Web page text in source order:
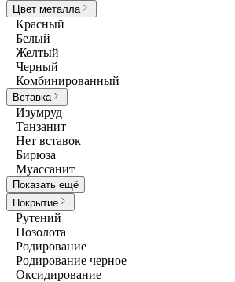
Цвет металла
Красный
Белый
Желтый
Черный
Комбинированный
Вставка
Изумруд
Танзанит
Нет вставок
Бирюза
Муассанит
Показать ещё
Покрытие
Рутений
Позолота
Родирование
Родирование черное
Оксидирование